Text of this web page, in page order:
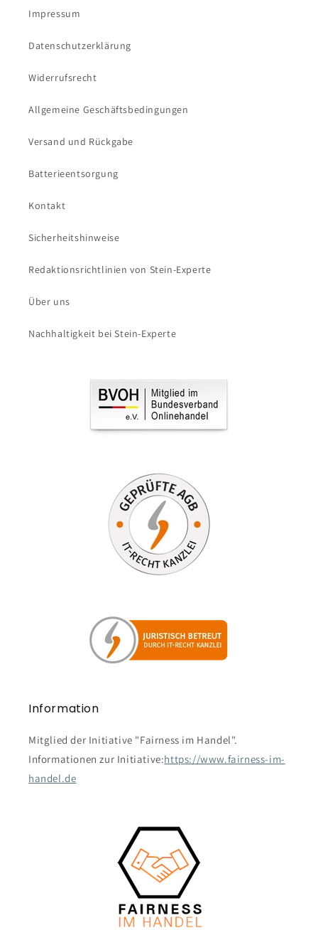
Impressum
Datenschutzerklärung
Widerrufsrecht
Allgemeine Geschäftsbedingungen
Versand und Rückgabe
Batterieentsorgung
Kontakt
Sicherheitshinweise
Redaktionsrichtlinien von Stein-Experte
Über uns
Nachhaltigkeit bei Stein-Experte
Information
Mitglied der Initiative "Fairness im Handel".
Informationen zur Initiative:https://www.fairness-im-
handel.de